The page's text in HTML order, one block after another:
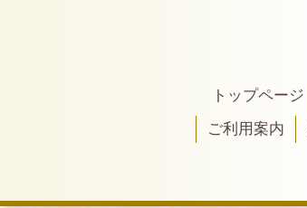
トップページ
ご利用案内